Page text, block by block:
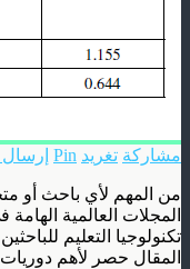
مشاركة تغريد Pin إرسال
من المهم لأي باحث أو
المجلات العالمية
تكنولوجيا التعليم
المقال حصر لأهم دوريات